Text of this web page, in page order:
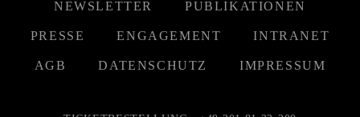
NEWSLETTER PUBLIKATIONEN
PRESSE ENGAGEMENT INTRANET
AGB DATENSCHUTZ IMPRESSUM